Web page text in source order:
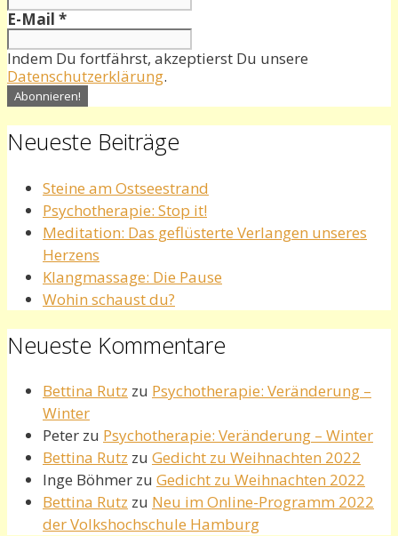
E-Mail *
Indem Du fortfährst, akzeptierst Du unsere
Datenschutzerklärung.
Neueste Beiträge
Steine am Ostseestrand
Psychotherapie: Stop it!
Meditation: Das geflüsterte Verlangen unseres
Herzens
Klangmassage: Die Pause
Wohin schaust du?
Neueste Kommentare
Bettina Rutz zu Psychotherapie: Veränderung –
Winter
Peter zu Psychotherapie: Veränderung – Winter
Bettina Rutz zu Gedicht zu Weihnachten 2022
Inge Böhmer zu Gedicht zu Weihnachten 2022
Bettina Rutz zu Neu im Online-Programm 2022
der Volkshochschule Hamburg